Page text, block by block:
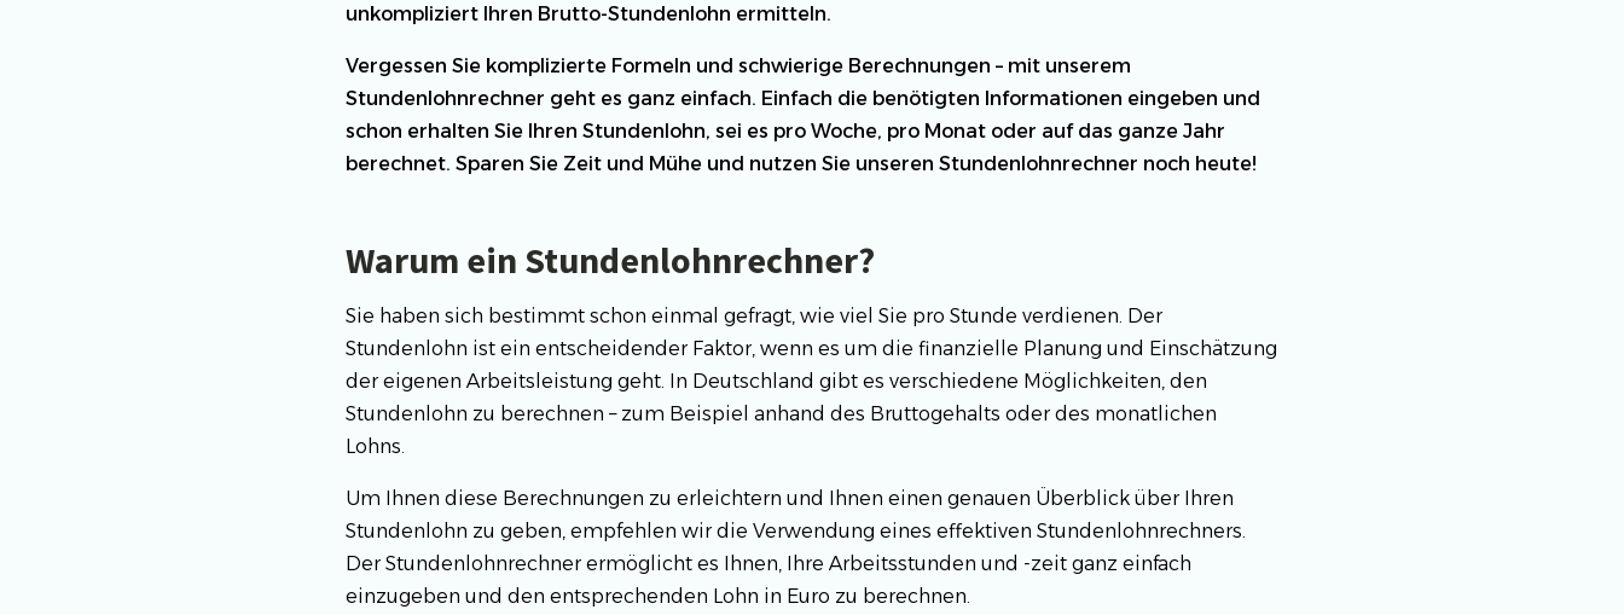
unkompliziert Ihren Brutto-Stundenlohn ermitteln.
Vergessen Sie komplizierte Formeln und schwierige Berechnungen – mit unserem
Stundenlohnrechner geht es ganz einfach. Einfach die benötigten Informationen eingeben und
schon erhalten Sie Ihren Stundenlohn, sei es pro Woche, pro Monat oder auf das ganze Jahr
berechnet. Sparen Sie Zeit und Mühe und nutzen Sie unseren Stundenlohnrechner noch heute!
Warum ein Stundenlohnrechner?
Sie haben sich bestimmt schon einmal gefragt, wie viel Sie pro Stunde verdienen. Der
Stundenlohn ist ein entscheidender Faktor, wenn es um die finanzielle Planung und Einschätzung
der eigenen Arbeitsleistung geht. In Deutschland gibt es verschiedene Möglichkeiten, den
Stundenlohn zu berechnen – zum Beispiel anhand des Bruttogehalts oder des monatlichen
Lohns.
Um Ihnen diese Berechnungen zu erleichtern und Ihnen einen genauen Überblick über Ihren
Stundenlohn zu geben, empfehlen wir die Verwendung eines effektiven Stundenlohnrechners.
Der Stundenlohnrechner ermöglicht es Ihnen, Ihre Arbeitsstunden und -zeit ganz einfach
einzugeben und den entsprechenden Lohn in Euro zu berechnen.